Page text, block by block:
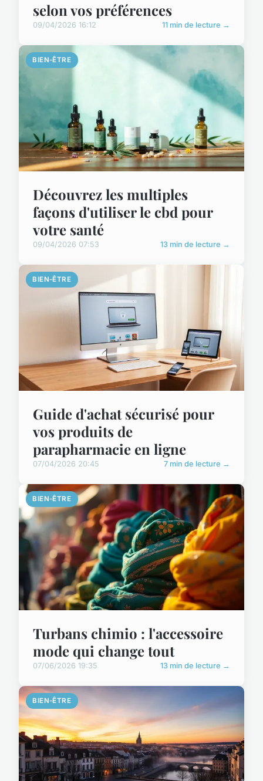
selon vos préférences
09/04/2026 16:12 11 min de lecture →
BIEN-ÊTRE
Découvrez les multiples
façons d'utiliser le cbd pour
votre santé
09/04/2026 07:53 13 min de lecture →
BIEN-ÊTRE
Guide d'achat sécurisé pour
vos produits de
parapharmacie en ligne
07/04/2026 20:45 7 min de lecture →
BIEN-ÊTRE
Turbans chimio : l'accessoire
mode qui change tout
07/06/2026 19:35 13 min de lecture →
BIEN-ÊTRE